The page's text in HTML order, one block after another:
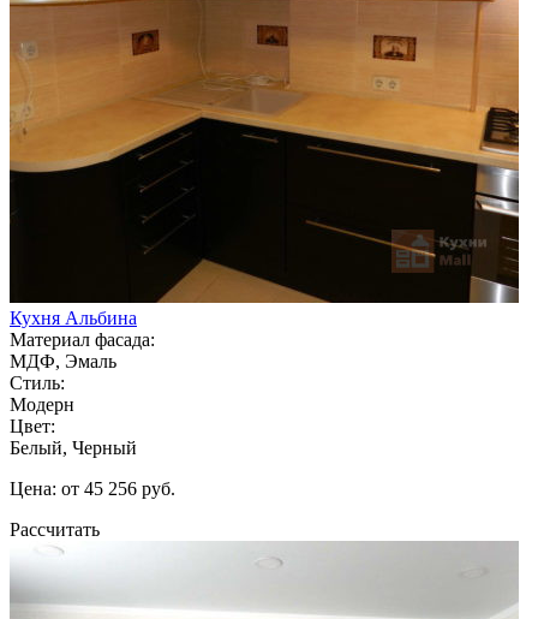
Кухня Альбина
Материал фасада:
МДФ, Эмаль
Стиль:
Модерн
Цвет:
Белый, Черный
Цена: от 45 256 руб.
Рассчитать